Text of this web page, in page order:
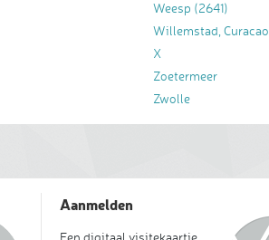
Weesp (2641)
Willemstad, Curacao.
X
Zoetermeer
Zwolle
Aanmelden
Een digitaal visitekaartje